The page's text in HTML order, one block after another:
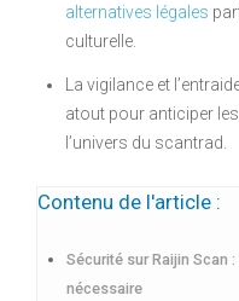
alternatives légales
culturelle.
La vigilance et
atout pour anticiper
l’univers du scantrad.
Contenu de l'article :
Sécurité sur Raijin Scan
nécessaire